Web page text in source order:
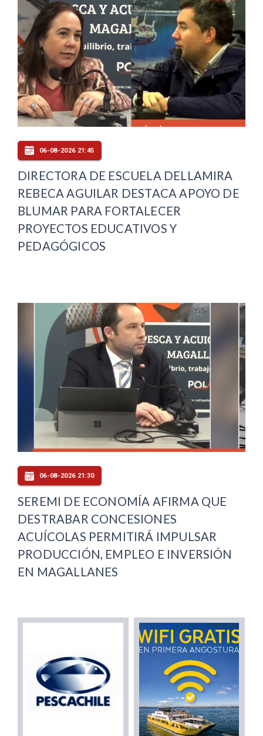
06-08-2026 21:45
DIRECTORA DE ESCUELA DELLAMIRA
REBECA AGUILAR DESTACA APOYO DE
BLUMAR PARA FORTALECER
PROYECTOS EDUCATIVOS Y
PEDAGÓGICOS
06-08-2026 21:30
SEREMI DE ECONOMÍA AFIRMA QUE
DESTRABAR CONCESIONES
ACUÍCOLAS PERMITIRÁ IMPULSAR
PRODUCCIÓN, EMPLEO E INVERSIÓN
EN MAGALLANES